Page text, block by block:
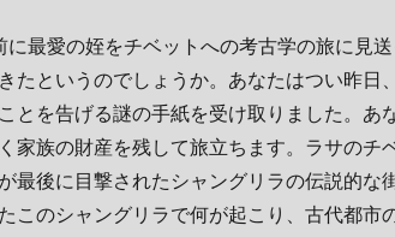
に最愛の姪をチベットへの考古学の旅に見
たというのでしょうか。あなたはつい昨日
とを告げる謎の手紙を受け取りました。あ
家族の財産を残して旅立ちます。ラサのチ
最後に目撃されたシャングリラの伝説的な
このシャングリラで何が起こり、古代都市